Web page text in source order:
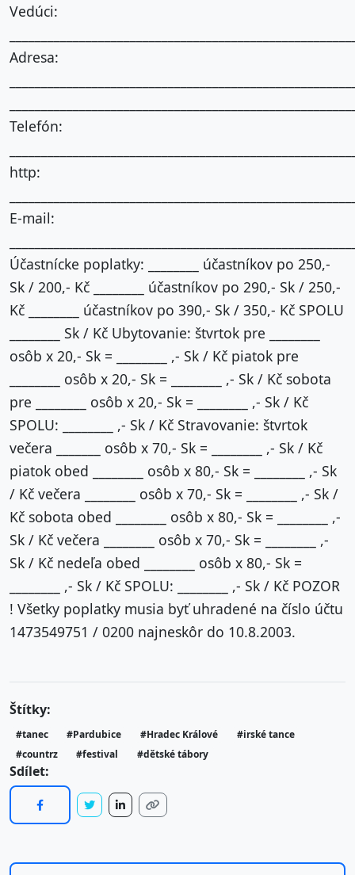
Vedúci:
Adresa:
Telefón:
http:
E-mail:
Účastnícke poplatky: ________ účastníkov po 250,-
Sk / 200,- Kč ________ účastníkov po 290,- Sk / 250,-
Kč ________ účastníkov po 390,- Sk / 350,- Kč SPOLU
________ Sk / Kč Ubytovanie: štvrtok pre ________
osôb x 20,- Sk = ________ ,- Sk / Kč piatok pre
________ osôb x 20,- Sk = ________ ,- Sk / Kč sobota
pre ________ osôb x 20,- Sk = ________ ,- Sk / Kč
SPOLU: ________ ,- Sk / Kč Stravovanie: štvrtok
večera _______ osôb x 70,- Sk = ________ ,- Sk / Kč
piatok obed ________ osôb x 80,- Sk = ________ ,- Sk
/ Kč večera ________ osôb x 70,- Sk = ________ ,- Sk /
Kč sobota obed ________ osôb x 80,- Sk = ________ ,-
Sk / Kč večera ________ osôb x 70,- Sk = ________ ,-
Sk / Kč nedeľa obed ________ osôb x 80,- Sk =
________ ,- Sk / Kč SPOLU: ________ ,- Sk / Kč POZOR
! Všetky poplatky musia byť uhradené na číslo účtu
1473549751 / 0200 najneskôr do 10.8.2003.
Štítky:
#tanec #Pardubice #Hradec Králové
#irské tance
#countrz
#festival #dětské tábory
Sdílet: